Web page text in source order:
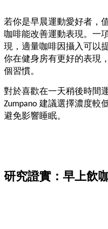
若你是早晨運動愛好者，
咖啡能改善運動表現。一
現，適量咖啡因攝入可以
你在健身房有更好的表現
個習慣。
對於喜歡在一天稍後時間
Zumpano 建議選擇濃度較
避免影響睡眠。
研究證實：早上飲